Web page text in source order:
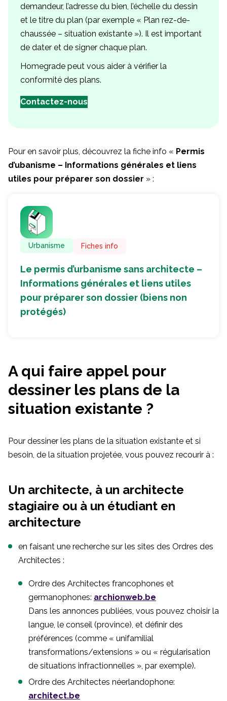
demandeur, l’adresse du bien, l’échelle du dessin
et le titre du plan (par exemple « Plan rez-de-
chaussée – situation existante »). Il est important
de dater et de signer chaque plan.
Homegrade peut vous aider à vérifier la
conformité des plans.
Contactez-nous
Pour en savoir plus, découvrez la fiche info « Permis
d’ubanisme – Informations générales et liens
utiles pour préparer son dossier » :
Urbanisme Fiches info
Le permis d’urbanisme sans architecte –
Informations générales et liens utiles
pour préparer son dossier (biens non
protégés)
A qui faire appel pour
dessiner les plans de la
situation existante ?
Pour dessiner les plans de la situation existante et si
besoin, de la situation projetée, vous pouvez recourir à :
Un architecte, à un architecte
stagiaire ou à un étudiant en
architecture
en faisant une recherche sur les sites des Ordres des
Architectes :
Ordre des Architectes francophones et
germanophones: archionweb.be
Dans les annonces publiées, vous pouvez choisir la
langue, le conseil (province), et définir des
préférences (comme « unifamilial
transformations/extensions » ou « régularisation
de situations infractionnelles », par exemple).
Ordre des Architectes néerlandophone:
architect.be